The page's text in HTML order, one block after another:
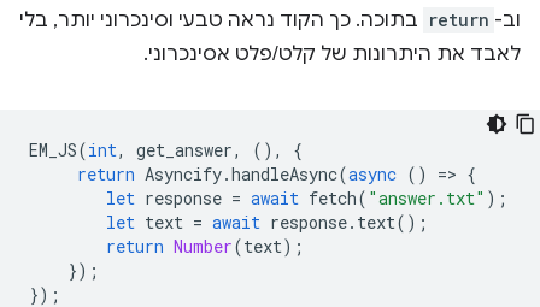
וב- return בתוכה. כך הקוד נראה טבעי וסינכרוני יותר, בלי
לאבד את היתרונות של קלט/פלט אסינכרוני.
EM_JS(int, get_answer, (),
{
return Asyncify.handleAsync(async () => {
let response = await fetch( "answer.txt" );
let text = await response. text();
return Number(text);
});
});